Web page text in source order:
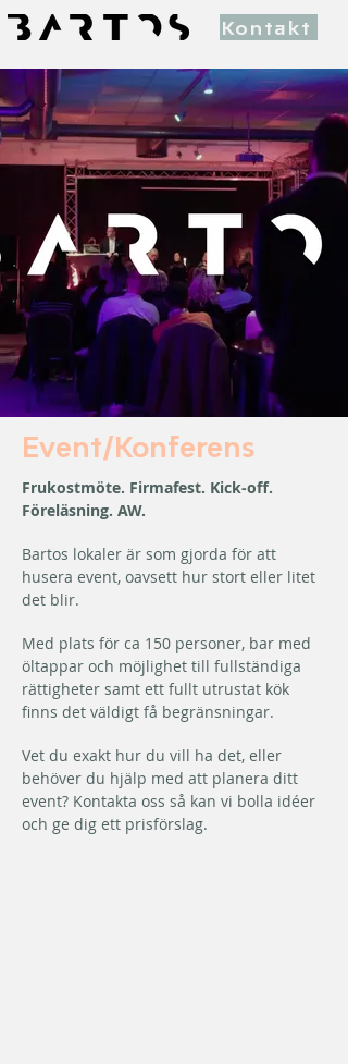
Kontakt
Event/Konferens
Frukostmöte. Firmafest. Kick-off.
Föreläsning. AW.
Bartos lokaler är som gjorda för att
husera event, oavsett hur stort eller litet
det blir.
Med plats för ca 150 personer, bar med
öltappar och möjlighet till fullständiga
rättigheter samt ett fullt utrustat kök
finns det väldigt få begränsningar.
Vet du exakt hur du vill ha det, eller
behöver du hjälp med att planera ditt
event? Kontakta oss så kan vi bolla idéer
och ge dig ett prisförslag.